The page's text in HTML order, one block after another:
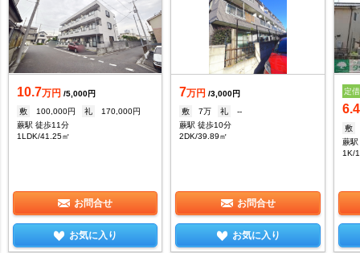
10.7万円 /5,000円
敷
100,000円 礼
170,000円
蕨駅 徒歩11分
1LDK/41.25㎡
お問合せ
お気に入り
7万円 /3,000円
敷
7万 礼
--
蕨駅 徒歩10分
2DK/39.89㎡
お問合せ
お気に入り
定借
6.4
敷
蕨
1K/